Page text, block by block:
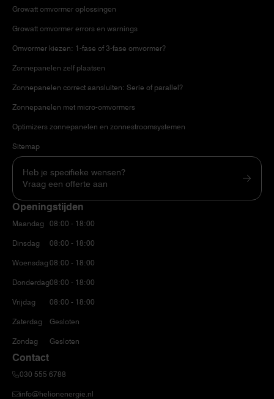
Growatt omvormer oplossingen
Growatt omvormer errors en warnings
Omvormer kiezen: 1-fase of 3-fase omvormer?
Zonnepanelen zelf plaatsen
Zonnepanelen correct aansluiten: Serie of parallel?
Zonnepanelen met micro-omvormers
Optimizers zonnepanelen en zonnestroomsystemen
Sitemap
Heb je specifieke wensen?
Vraag een offerte aan
Openingstijden
Maandag
Dinsdag
Woensdag
Donderdag
Vrijdag
Zaterdag
Zondag
08:00 - 18:00
08:00 - 18:00
08:00 - 18:00
08:00 - 18:00
08:00 - 18:00
Gesloten
Gesloten
Contact
030 555 6788
info@helionenergie.nl